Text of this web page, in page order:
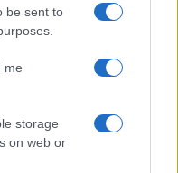
be sent to
me
storage
on web or